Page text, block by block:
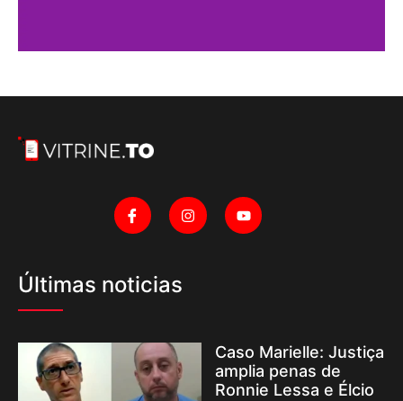
Últimas noticias
Caso Marielle: Justiça
amplia penas de
Ronnie Lessa e Élcio